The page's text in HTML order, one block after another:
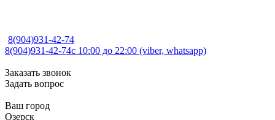
8(904)931-42-74
8(904)931-42-74с 10:00 до 22:00 (viber, whatsapp)
Заказать звонок
Задать вопрос
Ваш город
Озерск